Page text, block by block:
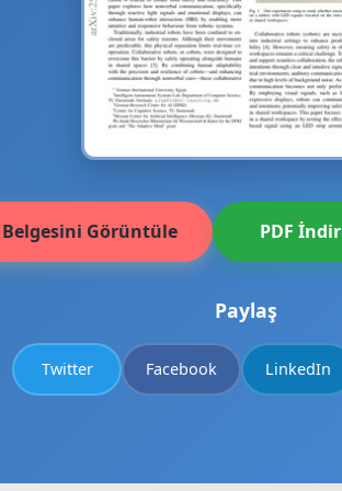
Belgesini Görüntüle PDF İndir
Paylaş
Twitter Facebook LinkedIn